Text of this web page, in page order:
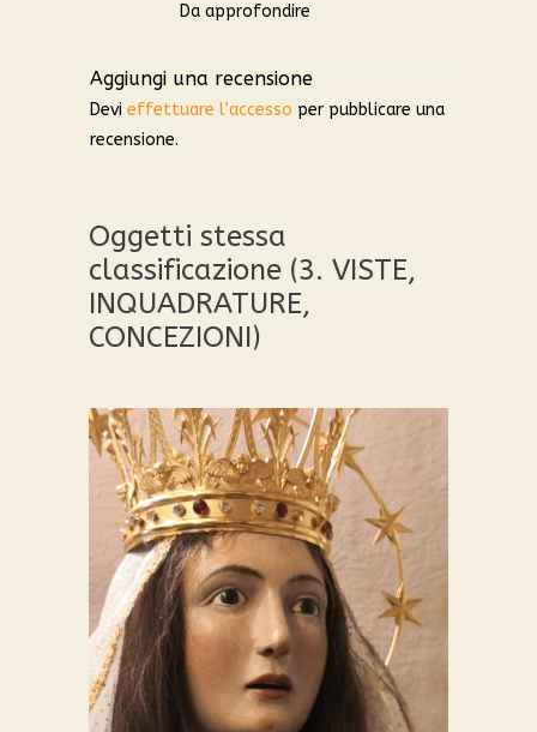
Da approfondire
Aggiungi una recensione
Devi effettuare l’accesso per pubblicare una
recensione.
Oggetti stessa
classificazione (3. VISTE,
INQUADRATURE,
CONCEZIONI)